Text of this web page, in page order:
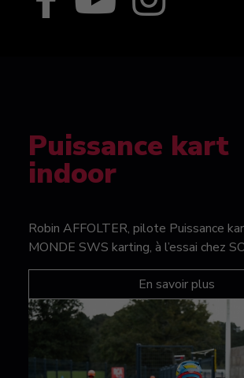
Puissance kart
indoor
Robin AFFOLTER, pilote Puissance
MONDE SWS karting, à l’essai chez
En savoir plus